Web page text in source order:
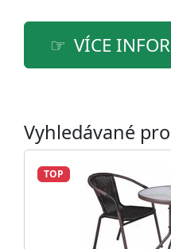
VÍCE
Vyhledávané
TOP